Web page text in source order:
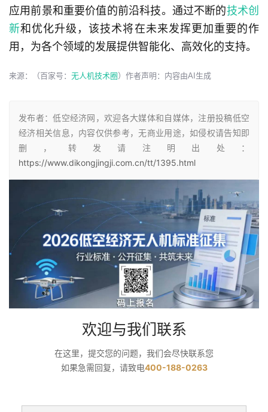
应用前景和重要价值的前沿科技。通过不断的技术创
新和优化升级，该技术将在未来发挥更加重要的作
用，为各个领域的发展提供智能化、高效化的支持。
来源：（百家号： 无人机技术圈 ）作者声明：内容由AI生成
发布者：低空经济网，欢迎各大媒体和自媒体，注册投稿低空
经济相关信息，内容仅供参考，无商业用途，如侵权请告知即
删，转发请注明出处：
https://www.dikongjingji.com.cn/tt/1395.html
欢迎与我们联系
在这里，提交您的问题，我们会尽快联系您
如果急需回复，请致电400-188-0263